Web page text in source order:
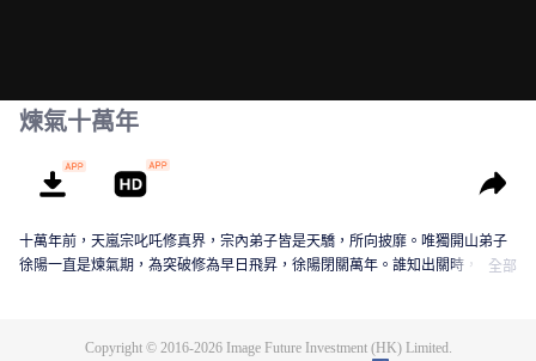
煉氣十萬年
十萬年前，天嵐宗叱吒修真界，宗內弟子皆是天驕，所向披靡。唯獨開山弟子
徐陽一直是煉氣期，為突破修為早日飛昇，徐陽閉關萬年。誰知出關時，修真
全部
Copyright © 2016-2026Image Future Investment (HK) Limited.